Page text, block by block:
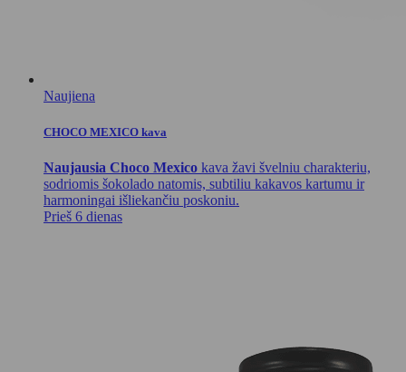
Naujiena
CHOCO MEXICO kava
Naujausia Choco Mexico kava žavi švelniu charakteriu,
sodriomis šokolado natomis, subtiliu kakavos kartumu ir
harmoningai išliekančiu poskoniu.
Prieš 6 dienas